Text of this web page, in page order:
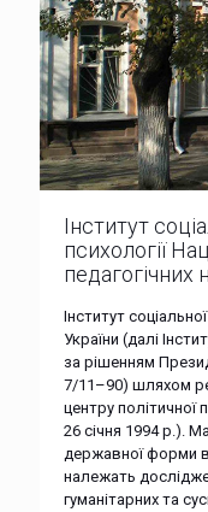
Інститут
психології
педагогічних
Інститут
України (далі
за рішенням
7/11–90) шляхом
центру політичної
26 січня 1994 р.).
державної форми
належать
гуманітарних та